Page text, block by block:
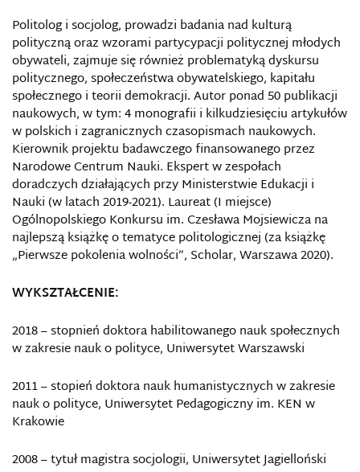
Politolog i socjolog, prowadzi badania nad kulturą
polityczną oraz wzorami partycypacji politycznej młodych
obywateli, zajmuje się również problematyką dyskursu
politycznego, społeczeństwa obywatelskiego, kapitału
społecznego i teorii demokracji. Autor ponad 50 publikacji
naukowych, w tym: 4 monografii i kilkudziesięciu artykułów
w polskich i zagranicznych czasopismach naukowych.
Kierownik projektu badawczego finansowanego przez
Narodowe Centrum Nauki. Ekspert w zespołach
doradczych działających przy Ministerstwie Edukacji i
Nauki (w latach 2019-2021). Laureat (I miejsce)
Ogólnopolskiego Konkursu im. Czesława Mojsiewicza na
najlepszą książkę o tematyce politologicznej (za książkę
„Pierwsze pokolenia wolności”, Scholar, Warszawa 2020).
WYKSZTAŁCENIE:
2018 – stopnień doktora habilitowanego nauk społecznych
w zakresie nauk o polityce, Uniwersytet Warszawski
2011 – stopień doktora nauk humanistycznych w zakresie
nauk o polityce, Uniwersytet Pedagogiczny im. KEN w
Krakowie
2008 – tytuł magistra socjologii, Uniwersytet Jagielloński